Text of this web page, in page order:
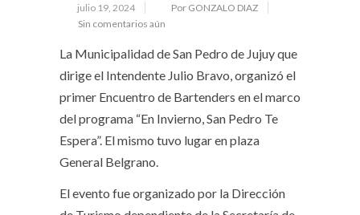
julio 19, 2024
Por GONZALO DIAZ
Sin comentarios aún
La Municipalidad de San Pedro de Jujuy que
dirige el Intendente Julio Bravo, organizó el
primer Encuentro de Bartenders en el marco
del programa “En Invierno, San Pedro Te
Espera”. El mismo tuvo lugar en plaza
General Belgrano.
El evento fue organizado por la Dirección